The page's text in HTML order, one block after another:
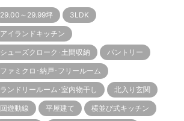
29.00～29.99坪 3LDK
アイランドキッチン
シューズクローク･土間収納 パントリー
ファミクロ･納戸･フリールーム
ランドリールーム･室内物干し 北入り玄関
回遊動線 平屋建て 横並び式キッチン